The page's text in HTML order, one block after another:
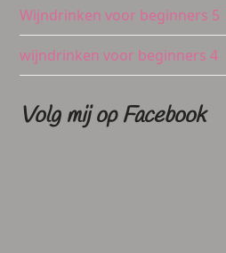
Wijndrinken voor beginners 5
wijndrinken voor beginners 4
Volg mij op Facebook